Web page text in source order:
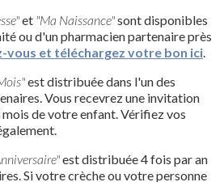
et "Ma Naissance"sont disponibles
ou d'un pharmacien partenaire près
vous et téléchargez votre bon ici.
est distribuée dans l'un des
Vous recevrez une invitation
de votre enfant. Vérifiez vos
est distribuée 4 fois par an
Si votre crèche ou votre personne